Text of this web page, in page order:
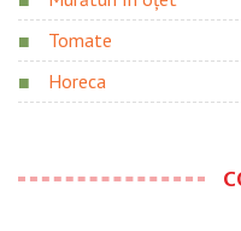
Tomate
Horeca